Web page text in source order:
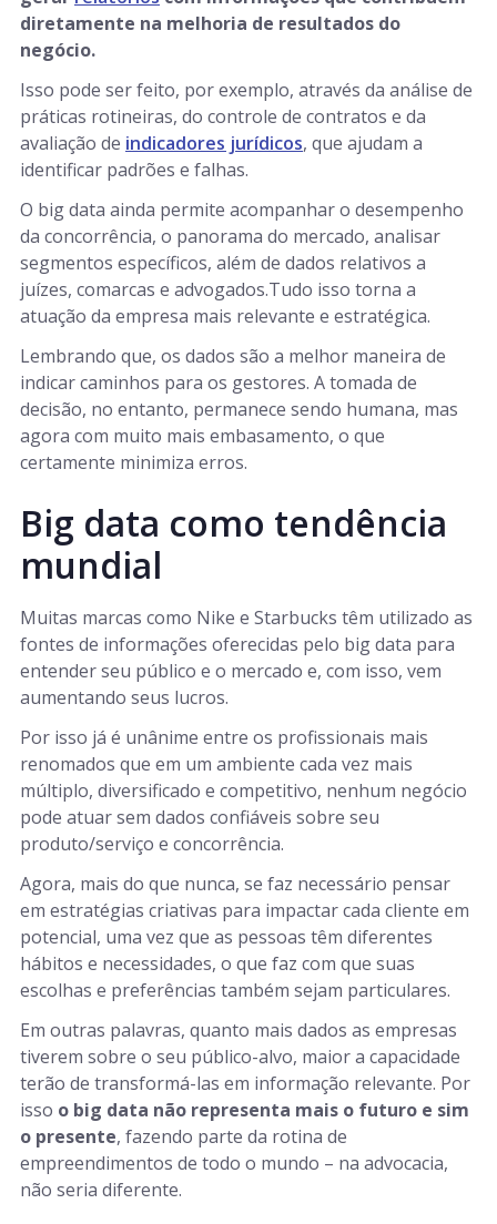
diretamente na melhoria de resultados do
negócio.
Isso pode ser feito, por exemplo, através da análise de
práticas rotineiras, do controle de contratos e da
avaliação de indicadores jurídicos, que ajudam a
identificar padrões e falhas.
O big data ainda permite acompanhar o desempenho
da concorrência, o panorama do mercado, analisar
segmentos específicos, além de dados relativos a
juízes, comarcas e advogados.Tudo isso torna a
atuação da empresa mais relevante e estratégica.
Lembrando que, os dados são a melhor maneira de
indicar caminhos para os gestores. A tomada de
decisão, no entanto, permanece sendo humana, mas
agora com muito mais embasamento, o que
certamente minimiza erros.
Big data como tendência
mundial
Muitas marcas como Nike e Starbucks têm utilizado as
fontes de informações oferecidas pelo big data para
entender seu público e o mercado e, com isso, vem
aumentando seus lucros.
Por isso já é unânime entre os profissionais mais
renomados que em um ambiente cada vez mais
múltiplo, diversificado e competitivo, nenhum negócio
pode atuar sem dados confiáveis sobre seu
produto/serviço e concorrência.
Agora, mais do que nunca, se faz necessário pensar
em estratégias criativas para impactar cada cliente em
potencial, uma vez que as pessoas têm diferentes
hábitos e necessidades, o que faz com que suas
escolhas e preferências também sejam particulares.
Em outras palavras, quanto mais dados as empresas
tiverem sobre o seu público-alvo, maior a capacidade
terão de transformá-las em informação relevante. Por
isso o big data não representa mais o futuro e sim
o presente, fazendo parte da rotina de
empreendimentos de todo o mundo – na advocacia,
não seria diferente.